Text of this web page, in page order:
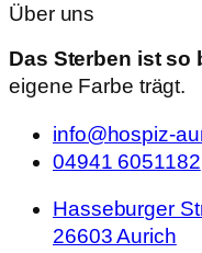
Über uns
Das Sterben ist so
eigene Farbe trägt.
info@hospiz-
04941 6051182
Hasseburger
26603 Aurich